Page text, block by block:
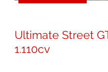
Ultimate Street
1.110cv